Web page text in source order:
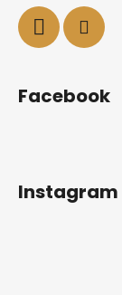
Facebook
Instagram